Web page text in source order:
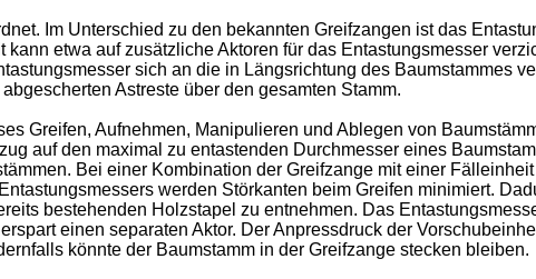
Im Unterschied zu den bekannten Greifzangen ist das
etwa auf zusätzliche Aktoren für das Entastungsmesser
sich an die in Längsrichtung des Baumstammes
Astreste über den gesamten Stamm.
Greifen, Aufnehmen, Manipulieren und Ablegen von
auf den maximal zu entastenden Durchmesser eines
Bei einer Kombination der Greifzange mit einer
werden Störkanten beim Greifen minimiert.
bestehenden Holzstapel zu entnehmen. Das
einen separaten Aktor. Der Anpressdruck der
könnte der Baumstamm in der Greifzange stecken bleiben.